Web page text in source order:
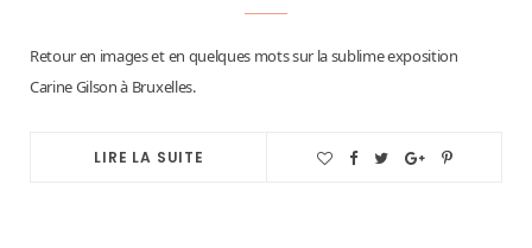
Retour en images et en quelques mots sur la sublime exposition
Carine Gilson à Bruxelles.
LIRE LA SUITE